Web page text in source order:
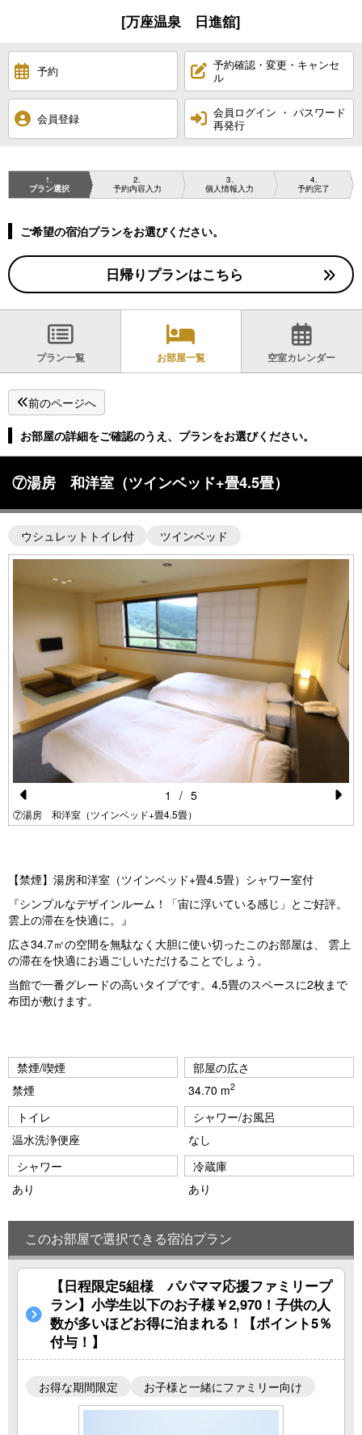
[万座温泉 日進舘]
予約
予約確認・変更・キャンセ
ル
会員登録
会員ログイン ・ パスワード
再発行
1
プラン選択
2
予約内容入力
3
個人情報入力
4
予約完了
ご希望の宿泊プランをお選びください。
日帰りプランはこちら
プラン一覧 お部屋一覧 空室カレンダー
前のページへ
お部屋の詳細をご確認のうえ、プランをお選びください。
⑦湯房 和洋室（ツインベッド+畳4.5畳）
ウシュレットトイレ付 ツインベッド
Pr
o
u
s
⑦湯房 和洋室（ツインベッド+畳4.5畳）
1 / 5
【禁煙】湯房和洋室（ツインベッド+畳4.5畳）シャワー室付
『シンプルなデザインルーム！「宙に浮いている感じ」とご好評。
雲上の滞在を快適に。』
広さ34.7㎡の空間を無駄なく大胆に使い切ったこのお部屋は、 雲上
の滞在を快適にお過ごしいただけることでしょう。
当館で一番グレードの高いタイプです。4,5畳のスペースに2枚まで
布団が敷けます。
禁煙/喫煙
禁煙
部屋の広さ
34.70 m2
トイレ
温水洗浄便座
シャワー/お風呂
なし
シャワー
あり
冷蔵庫
あり
このお部屋で選択できる宿泊プラン
【日程限定5組様 パパママ応援ファミリープ
ラン】小学生以下のお子様￥2,970！子供の人
数が多いほどお得に泊まれる！【ポイント5％
付与！】
お得な期間限定 お子様と一緒にファミリー向け